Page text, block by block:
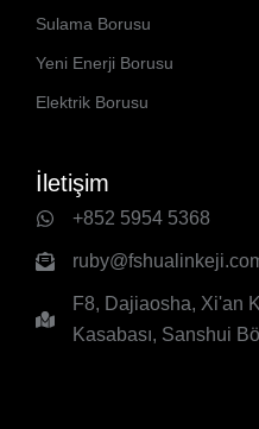
Sulama Borusu
Yeni Enerji Borusu
Elektrik Borusu
İletişim
+852 5954 5368
F8, Dajiaosha, Xi'an
Kasabası, Sanshui